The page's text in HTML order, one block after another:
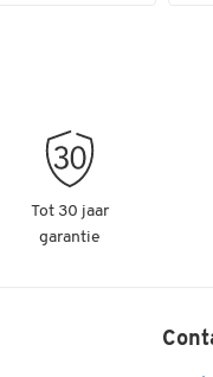
Tot 30 jaar
garantie